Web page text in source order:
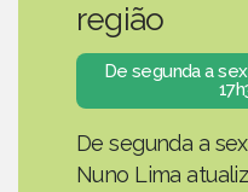
região
De segunda a
De segunda a
Nuno Lima